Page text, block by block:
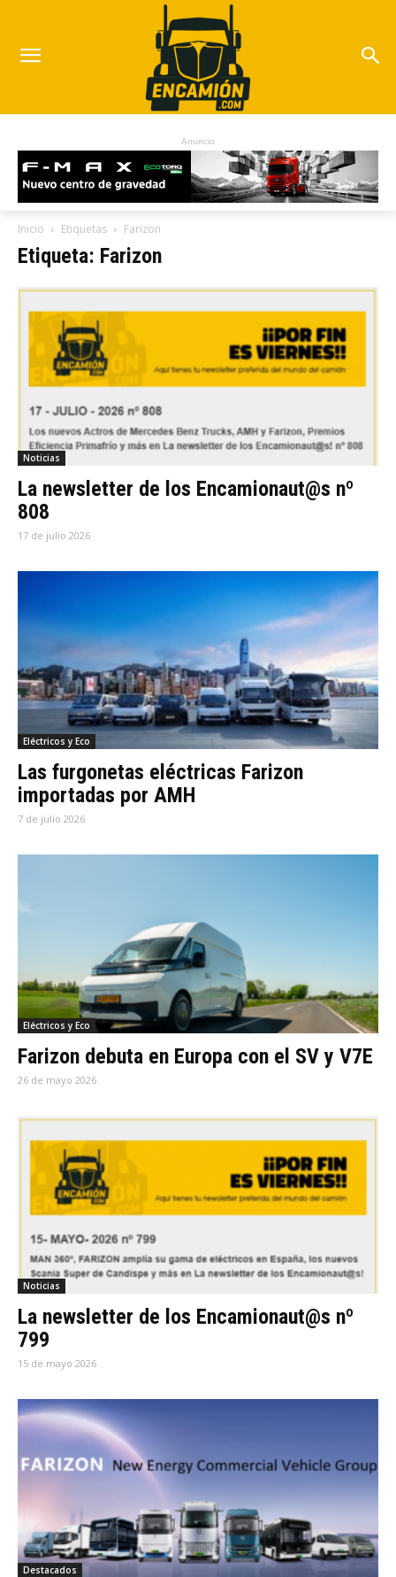
Anuncio
Inicio Etiquetas Farizon
Etiqueta: Farizon
Noticias
La newsletter de los Encamionaut@s nº
808
17 de julio 2026
Eléctricos y Eco
Las furgonetas eléctricas Farizon
importadas por AMH
7 de julio 2026
Eléctricos y Eco
Farizon debuta en Europa con el SV y V7E
26 de mayo 2026
Noticias
La newsletter de los Encamionaut@s nº
799
15 de mayo 2026
Destacados